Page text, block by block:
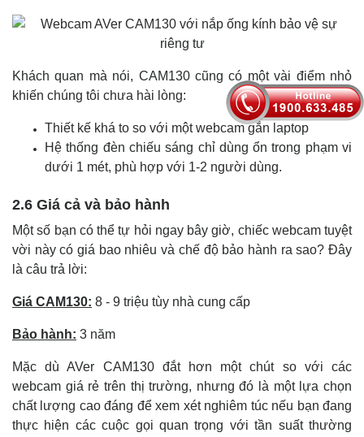
Khách quan mà nói, CAM130 cũng có một vài điểm nhỏ
khiến chúng tôi chưa hài lòng:
Thiết kế khá to so với một webcam gắn laptop
Hệ thống đèn chiếu sáng chỉ dùng ổn trong phạm vi
dưới 1 mét, phù hợp với 1-2 người dùng.
2.6 Giá cả và bảo hành
Một số bạn có thể tự hỏi ngay bây giờ, chiếc webcam tuyệt
vời này có giá bao nhiêu và chế độ bảo hành ra sao? Đây
là câu trả lời:
Giá CAM130: 8 - 9 triệu tùy nhà cung cấp
Bảo hành: 3 năm
Mặc dù AVer CAM130 đắt hơn một chút so với các
webcam giá rẻ trên thị trường, nhưng đó là một lựa chọn
chất lượng cao đáng để xem xét nghiêm túc nếu bạn đang
thực hiện các cuộc gọi quan trọng với tần suất thường